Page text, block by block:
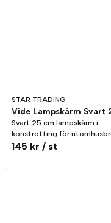
STAR TRADING
Svart 25 cm lampskärm i
konstrotting för
145 kr / st